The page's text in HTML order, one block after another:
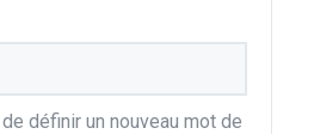
définir un nouveau mot de